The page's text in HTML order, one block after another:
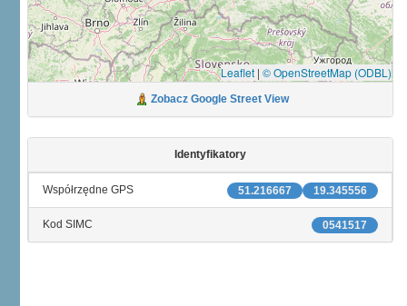
Leaflet | © OpenStreetMap (ODBL)
Zobacz Google Street View
Identyfikatory
19.345556
51.216667
Współrzędne GPS
0541517
Kod SIMC